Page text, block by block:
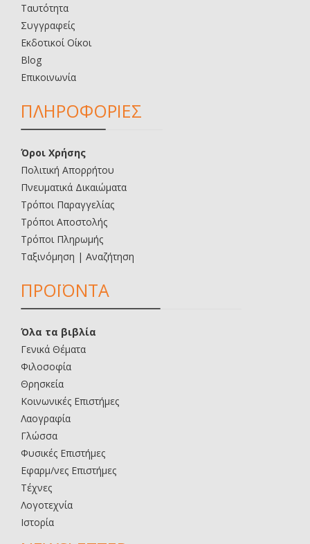
Ταυτότητα
Συγγραφείς
Εκδοτικοί Οίκοι
Blog
Επικοινωνία
ΠΛΗΡΟΦΟΡΙΕΣ
Όροι Χρήσης
Πολιτική Απορρήτου
Πνευματικά Δικαιώματα
Τρόποι Παραγγελίας
Τρόποι Αποστολής
Τρόποι Πληρωμής
Ταξινόμηση | Αναζήτηση
ΠΡΟΪΟΝΤΑ
Όλα τα βιβλία
Γενικά Θέματα
Φιλοσοφία
Θρησκεία
Κοινωνικές Επιστήμες
Λαογραφία
Γλώσσα
Φυσικές Επιστήμες
Εφαρμ/νες Επιστήμες
Τέχνες
Λογοτεχνία
Ιστορία